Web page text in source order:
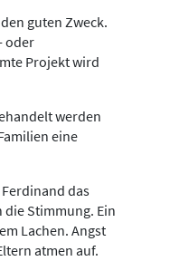
guten Zweck.
oder
Projekt wird
werden
eine
das
Stimmung. Ein
Lachen. Angst
atmen auf.